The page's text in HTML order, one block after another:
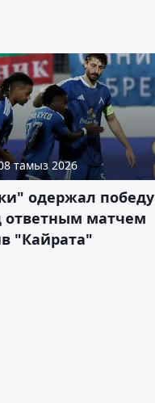
тамыз 2026
одержал победу
ответным матчем
"Кайрата"